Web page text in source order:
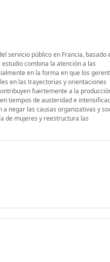
servicio público en Francia, basado
combina la atención a las
en la forma en que los
en las trayectorias y orientaciones
fuertemente a la
tiempos de austeridad e
negar las causas organizativas y
de mujeres y reestructura las